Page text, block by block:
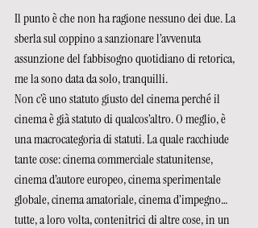
Il punto è che non ha ragione nessuno dei due. La
sberla sul coppino a sanzionare l’avvenuta
assunzione del fabbisogno quotidiano di retorica,
me la sono data da solo, tranquilli.
Non c’è uno statuto giusto del cinema perché il
cinema è già statuto di qualcos’altro. O meglio, è
una macrocategoria di statuti. La quale racchiude
tante cose: cinema commerciale statunitense,
cinema d’autore europeo, cinema sperimentale
globale, cinema amatoriale, cinema d’impegno…
tutte, a loro volta, contenitrici di altre cose, in un